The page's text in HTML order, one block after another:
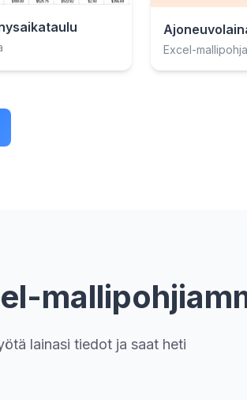
Excel-mallipohja
lainasi tiedot ja saat heti